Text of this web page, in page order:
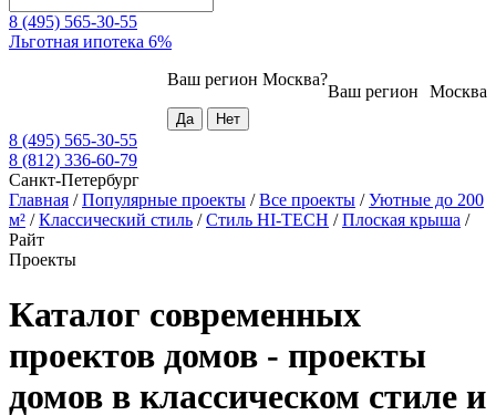
8 (495) 565-30-55
Льготная ипотека 6%
Москва
Ваш регион
Ваш регион Москва?
8 (495) 565-30-55
8 (812) 336-60-79
Санкт-Петербург
Главная /Популярные проекты /Все проекты /Уютные до 200
м² /Классический стиль /Стиль HI-TECH /Плоская крыша /
Райт
Проекты
Каталог современных
проектов домов - проекты
домов в классическом стиле и